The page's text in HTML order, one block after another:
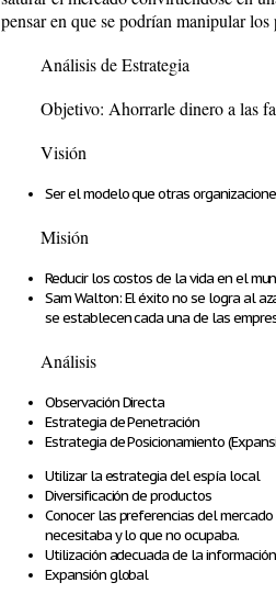
pensar en que se podrían manipular
Análisis de Estrategia
Objetivo: Ahorrarle dinero a las
Visión
Ser el modelo que otras
Misión
Reducir los costos de la vida en el
Sam Walton: El éxito no se logra al
se establecen cada una de las
Análisis
Observación Directa
Estrategia de Penetración
Estrategia de Posicionamiento
Utilizar la estrategia del espía local
Diversificación de productos
Conocer las preferencias del
necesitaba y lo que no ocupaba.
Utilización adecuada de la
Expansión global